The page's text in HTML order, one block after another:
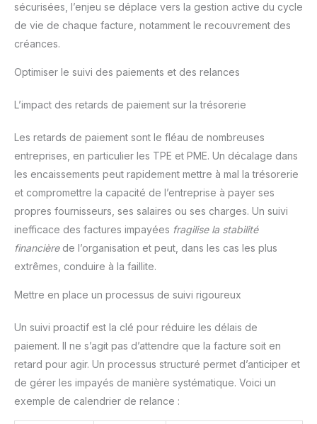
sécurisées, l’enjeu se déplace vers la gestion active du cycle
de vie de chaque facture, notamment le recouvrement des
créances.
Optimiser le suivi des paiements et des relances
L’impact des retards de paiement sur la trésorerie
Les retards de paiement sont le fléau de nombreuses
entreprises, en particulier les TPE et PME. Un décalage dans
les encaissements peut rapidement mettre à mal la trésorerie
et compromettre la capacité de l’entreprise à payer ses
propres fournisseurs, ses salaires ou ses charges. Un suivi
inefficace des factures impayées fragilise la stabilité
financièrede l’organisation et peut, dans les cas les plus
extrêmes, conduire à la faillite.
Mettre en place un processus de suivi rigoureux
Un suivi proactif est la clé pour réduire les délais de
paiement. Il ne s’agit pas d’attendre que la facture soit en
retard pour agir. Un processus structuré permet d’anticiper et
de gérer les impayés de manière systématique. Voici un
exemple de calendrier de relance :